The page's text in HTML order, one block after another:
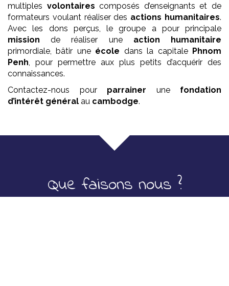
multiples volontaires composés d’enseignants et de
formateurs voulant réaliser des actions humanitaires.
Avec les dons perçus, le groupe a pour principale
mission de réaliser une action humanitaire
primordiale, bâtir une école dans la capitale Phnom
Penh , pour permettre aux plus petits d’acquérir des
connaissances.
Contactez-nous pour parrainer une fondation
d’intérêt général au cambodge.
Que faisons nous ?